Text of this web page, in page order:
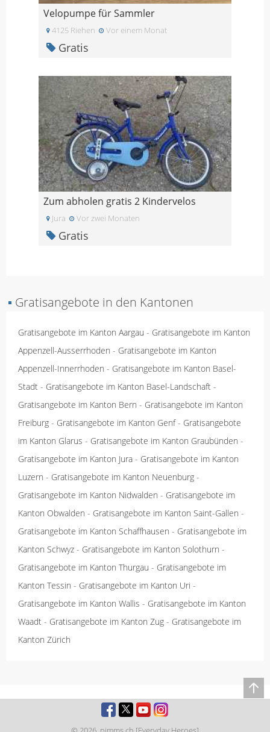
Velopumpe für Sammler
4125 Riehen Vor einem Monat
Gratis
Zum abholen gratis 2 Kindervelos
Jura Vor zwei Monaten
Gratis
▪ Gratisangebote in den Kantonen
Gratisangebote im Kanton Aargau - Gratisangebote im Kanton
Appenzell-Ausserrhoden - Gratisangebote im Kanton
Appenzell-Innerrhoden - Gratisangebote im Kanton Basel-
Stadt - Gratisangebote im Kanton Basel-Landschaft -
Gratisangebote im Kanton Bern - Gratisangebote im Kanton
Freiburg - Gratisangebote im Kanton Genf- Gratisangebote
im Kanton Glarus - Gratisangebote im Kanton Graubünden -
Gratisangebote im Kanton Jura - Gratisangebote im Kanton
Luzern - Gratisangebote im Kanton Neuenburg -
Gratisangebote im Kanton Nidwalden - Gratisangebote im
Kanton Obwalden - Gratisangebote im Kanton Saint-Gallen -
Gratisangebote im Kanton Schaffhausen - Gratisangebote im
Kanton Schwyz - Gratisangebote im Kanton Solothurn -
Gratisangebote im Kanton Thurgau - Gratisangebote im
Kanton Tessin - Gratisangebote im Kanton Uri -
Gratisangebote im Kanton Wallis - Gratisangebote im Kanton
Waadt - Gratisangebote im Kanton Zug - Gratisangebote im
Kanton Zürich